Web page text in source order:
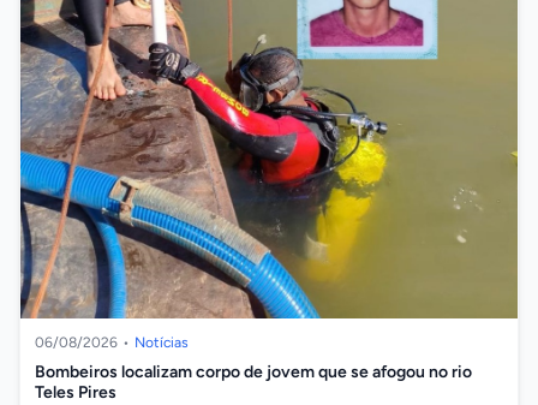
06/08/2026 • Notícias
Bombeiros localizam corpo de jovem que se afogou no rio
Teles Pires